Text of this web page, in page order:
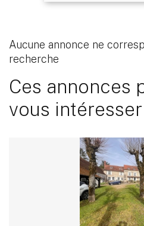
Aucune annonce ne
recherche
Ces annonces
vous intéresser